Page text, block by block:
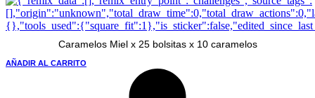
Caramelos Miel x 25 bolsitas x 10 caramelos
AÑADIR AL CARRITO